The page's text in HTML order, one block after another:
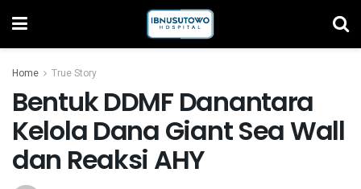
Home True Story
Bentuk DDMF Danantara
Kelola Dana Giant Sea Wall
dan Reaksi AHY